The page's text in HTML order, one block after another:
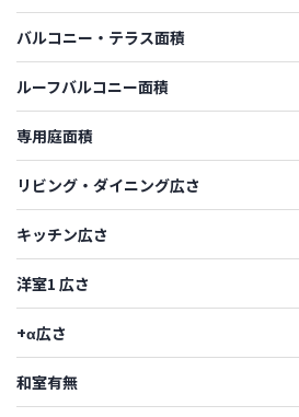
バルコニー・テラス面積
ルーフバルコニー面積
専用庭面積
リビング・ダイニング広さ
キッチン広さ
洋室1 広さ
+α広さ
和室有無